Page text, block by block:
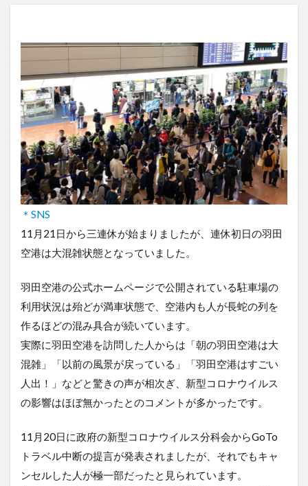
＊SNS
11月21日から三連休が始まりましたが、連休初日の羽田
空港は大混雑状態となっていました。
羽田空港の公式ホームページで公開されている駐車場の
利用状況は殆どが満車状態で、空港内も人が長蛇の列を
作るほどの混み具合が続いています。
実際に羽田空港を訪問した人からは「朝の羽田空港は大
混雑」「以前の風景が戻っている」「羽田空港はすごい
人出！」などと驚きの声が相次ぎ、新型コロナウイルス
の影響はほぼ無かったとのコメントが多かったです。
11月20日に政府の新型コロナウイルス分科会からGoTo
トラベル中断の提言が発表されましたが、それでもキャ
ンセルした人が極一部だったと見られています。